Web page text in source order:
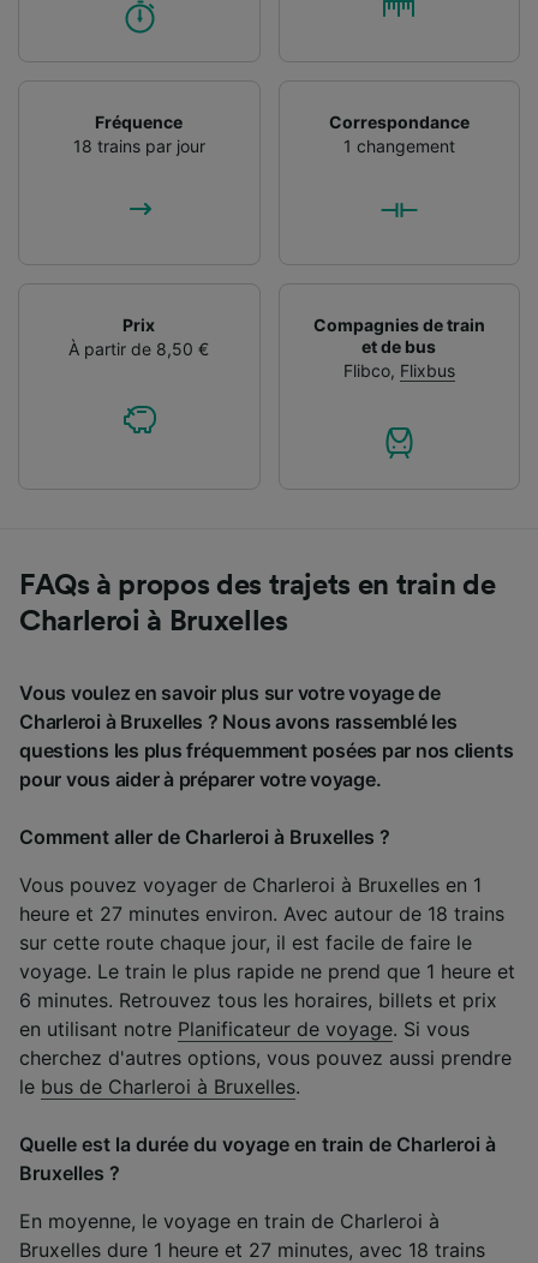
Fréquence
18 trains par jour
Correspondance
1 changement
Prix
À partir de 8,50 €
Compagnies de train
et de bus
Flibco, Flixbus
FAQs à propos des trajets en train de
Charleroi à Bruxelles
Vous voulez en savoir plus sur votre voyage de
Charleroi à Bruxelles ? Nous avons rassemblé les
questions les plus fréquemment posées par nos clients
pour vous aider à préparer votre voyage.
Comment aller de Charleroi à Bruxelles ?
Vous pouvez voyager de Charleroi à Bruxelles en 1
heure et 27 minutes environ. Avec autour de 18 trains
sur cette route chaque jour, il est facile de faire le
voyage. Le train le plus rapide ne prend que 1 heure et
6 minutes. Retrouvez tous les horaires, billets et prix
en utilisant notre Planificateur de voyage. Si vous
cherchez d'autres options, vous pouvez aussi prendre
le bus de Charleroi à Bruxelles.
Quelle est la durée du voyage en train de Charleroi à
Bruxelles ?
En moyenne, le voyage en train de Charleroi à
Bruxelles dure 1 heure et 27 minutes, avec 18 trains